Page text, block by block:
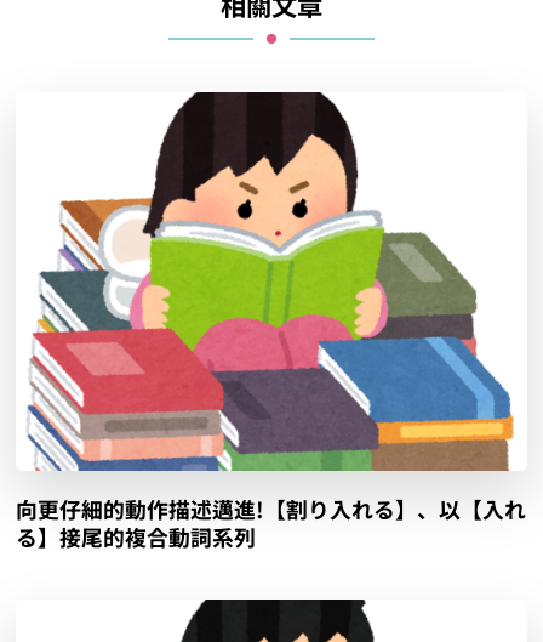
向更仔細的動作描述邁進!【割り入れる】、以【入れ
る】接尾的複合動詞系列